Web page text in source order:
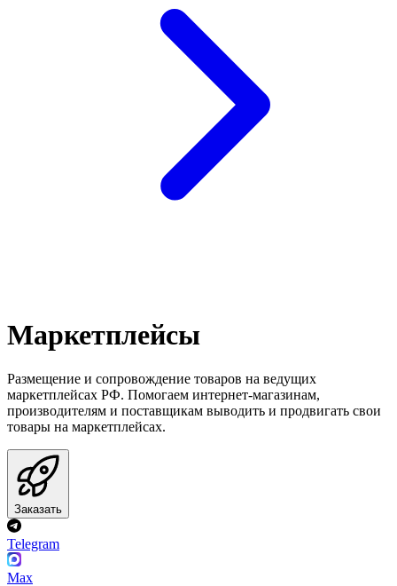
Маркетплейсы
Размещение и сопровождение товаров на ведущих
маркетплейсах РФ. Помогаем интернет-магазинам,
производителям и поставщикам выводить и продвигать свои
товары на маркетплейсах.
Заказать
Telegram
Max